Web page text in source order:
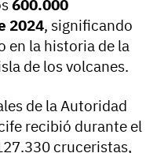
600.000
2024, significando
en la historia de la
de los volcanes.
de la Autoridad
recibió durante el
cruceristas,